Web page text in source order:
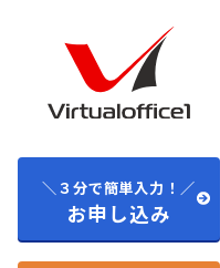
＼３分で簡単入力！／
お申し込み